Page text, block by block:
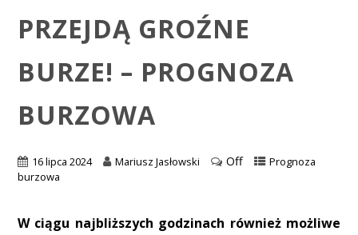
PRZEJDĄ GROŹNE
BURZE! – PROGNOZA
BURZOWA
16 lipca 2024 Mariusz Jasłowski Off
Prognoza
burzowa
W ciągu najbliższych godzinach również możliwe